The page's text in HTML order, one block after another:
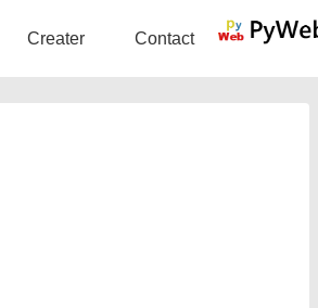
Creater Contact